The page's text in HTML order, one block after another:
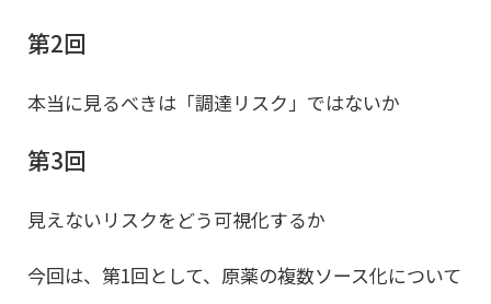
第2回
本当に見るべきは「調達リスク」ではないか
第3回
見えないリスクをどう可視化するか
今回は、第1回として、原薬の複数ソース化について